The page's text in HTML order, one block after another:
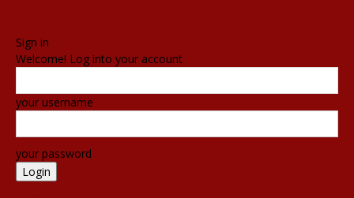
Sign in
Welcome! Log into your account
your username
your password